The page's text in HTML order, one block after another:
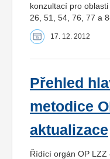
konzultací pro
26, 51, 54, 76, 77 a
17. 12. 2012
Přehled
metodice
aktualizace
Řídící orgán OP LZZ